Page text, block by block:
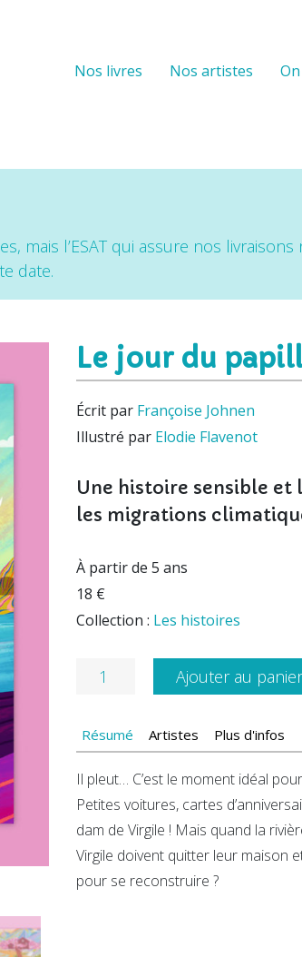
Nos livres Nos artistes
mais l’ESAT qui assure nos
date.
Le jour du
Écrit par Françoise Johnen
Illustré par Elodie Flavenot
Une histoire sensible et
les migrations
À partir de 5 ans
18 €
Collection : Les histoires
quantité
jour
papillon
blanc
Ajouter au
Résumé Artistes Plus d'infos
Il pleut… C’est le moment idéal
Petites voitures, cartes
dam de Virgile ! Mais quand la
Virgile doivent quitter leur maison
pour se reconstruire ?